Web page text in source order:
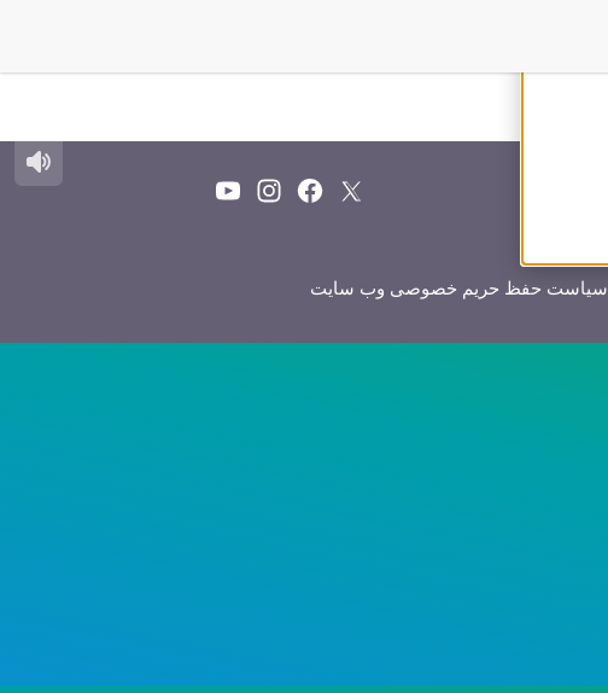
سیاست حفظ حریم خصوصی وب سایت